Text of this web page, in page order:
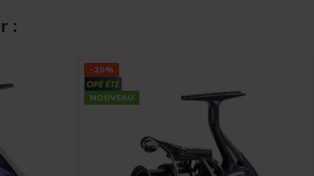
:
-20%
NOUVEAU